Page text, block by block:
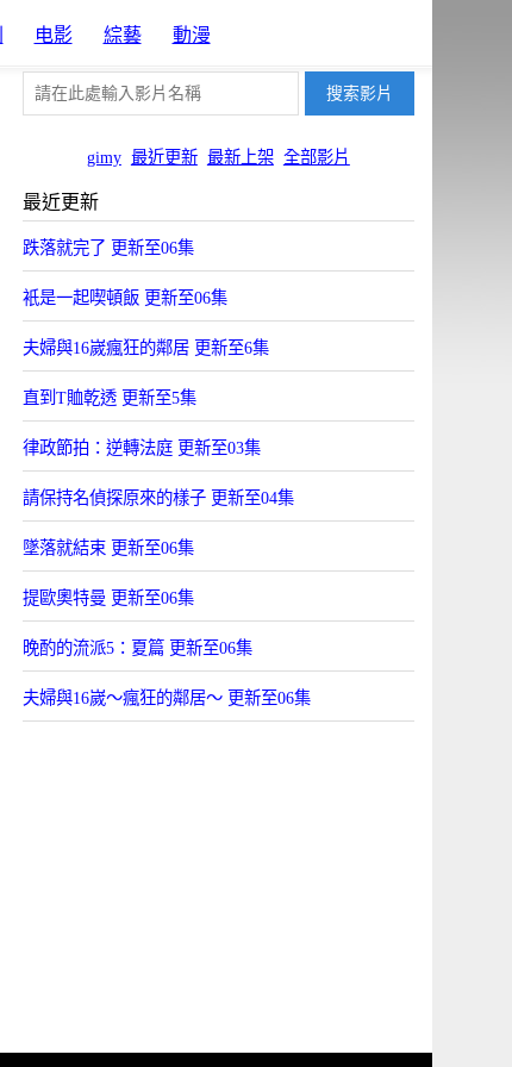
电影 綜藝 動漫
gimy 最近更新 最新上架 全部影片
片源4
OYun
片源5
Uyun
最近更新
跌落就完了 更新至06集
衹是一起喫頓飯 更新至06集
夫婦與16嵗瘋狂的鄰居 更新至6集
直到T賉乾透 更新至5集
律政節拍：逆轉法庭 更新至03集
請保持名偵探原來的樣子 更新至04集
墜落就結束 更新至06集
提歐奧特曼 更新至06集
晚酌的流派5：夏篇 更新至06集
夫婦與16嵗～瘋狂的鄰居～ 更新至06集